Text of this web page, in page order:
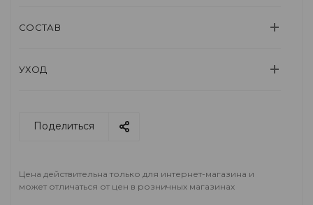
СОСТАВ
УХОД
Поделиться
Цена действительна только для интернет-магазина и
может отличаться от цен в розничных магазинах